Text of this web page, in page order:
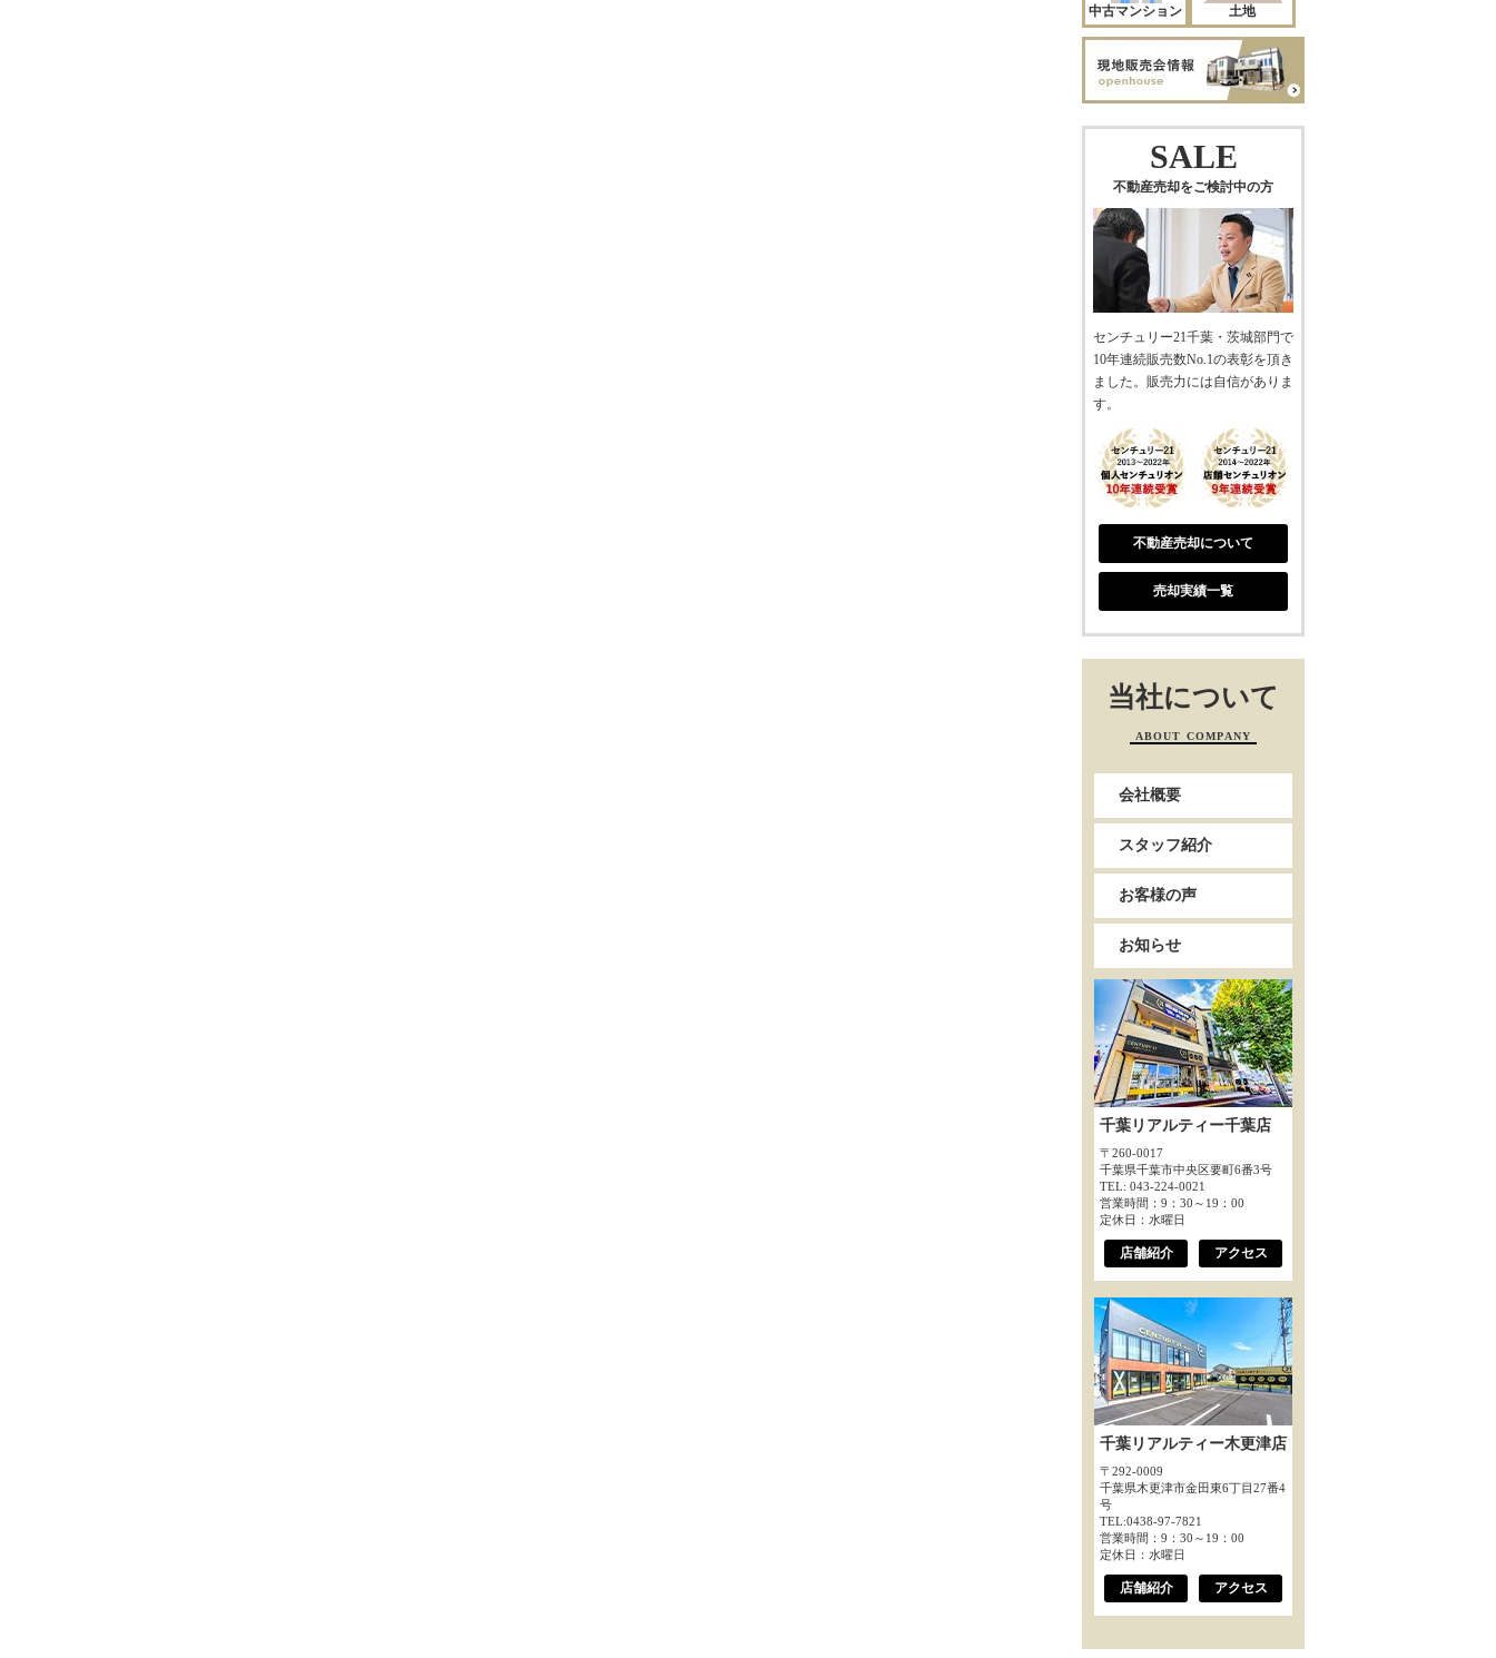
中古マンション 土地
SALE
不動産売却をご検討中の方
センチュリー21千葉・茨城部門で
10年連続販売数No.1の表彰を頂き
ました。販売力には自信がありま
す。
不動産売却について
売却実績一覧
当社について
ABOUT COMPANY
会社概要
スタッフ紹介
お客様の声
お知らせ
千葉リアルティー千葉店
〒260-0017
千葉県千葉市中央区要町6番3号
TEL: 043-224-0021
営業時間：9：30～19：00
定休日：水曜日
店舗紹介 アクセス
千葉リアルティー木更津店
〒292-0009
千葉県木更津市金田東6丁目27番4
号
TEL:0438-97-7821
営業時間：9：30～19：00
定休日：水曜日
店舗紹介 アクセス